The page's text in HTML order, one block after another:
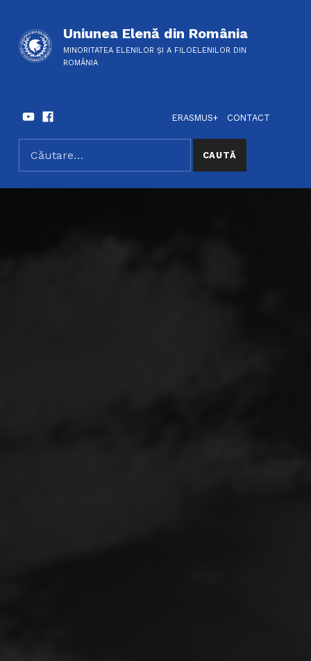
Uniunea Elenă din România
MINORITATEA ELENILOR ȘI A FILOELENILOR DIN
ROMÂNIA
SOCIAL LINKS
YoutubeFacebook
ERASMUS+
CONTACT
SEARCH THE SITE
Caută după: